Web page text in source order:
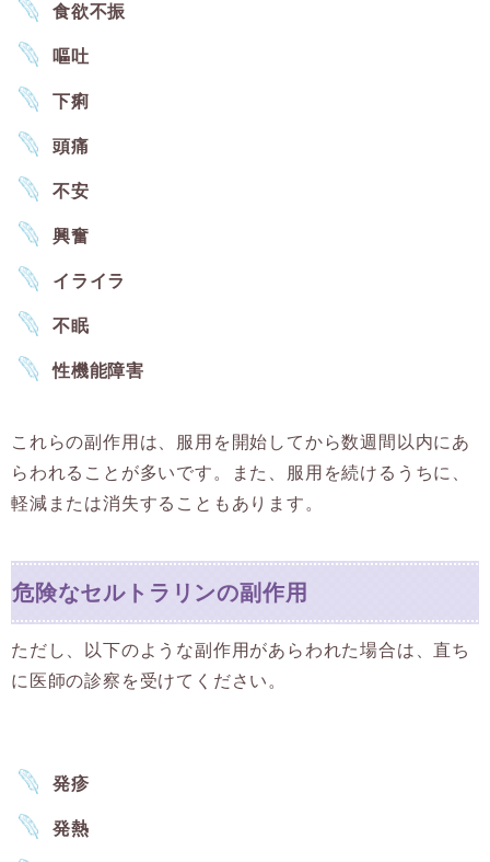
食欲不振
嘔吐
下痢
頭痛
不安
興奮
イライラ
不眠
性機能障害
これらの副作用は、服用を開始してから数週間以内にあ
らわれることが多いです。また、服用を続けるうちに、
軽減または消失することもあります。
危険なセルトラリンの副作用
ただし、以下のような副作用があらわれた場合は、直ち
に医師の診察を受けてください。
発疹
発熱